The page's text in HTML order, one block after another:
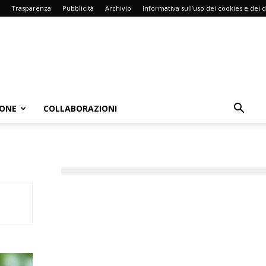
Trasparenza Pubblicità Archivio Informativa sull’uso dei cookies e dei
COLLABORAZIONI